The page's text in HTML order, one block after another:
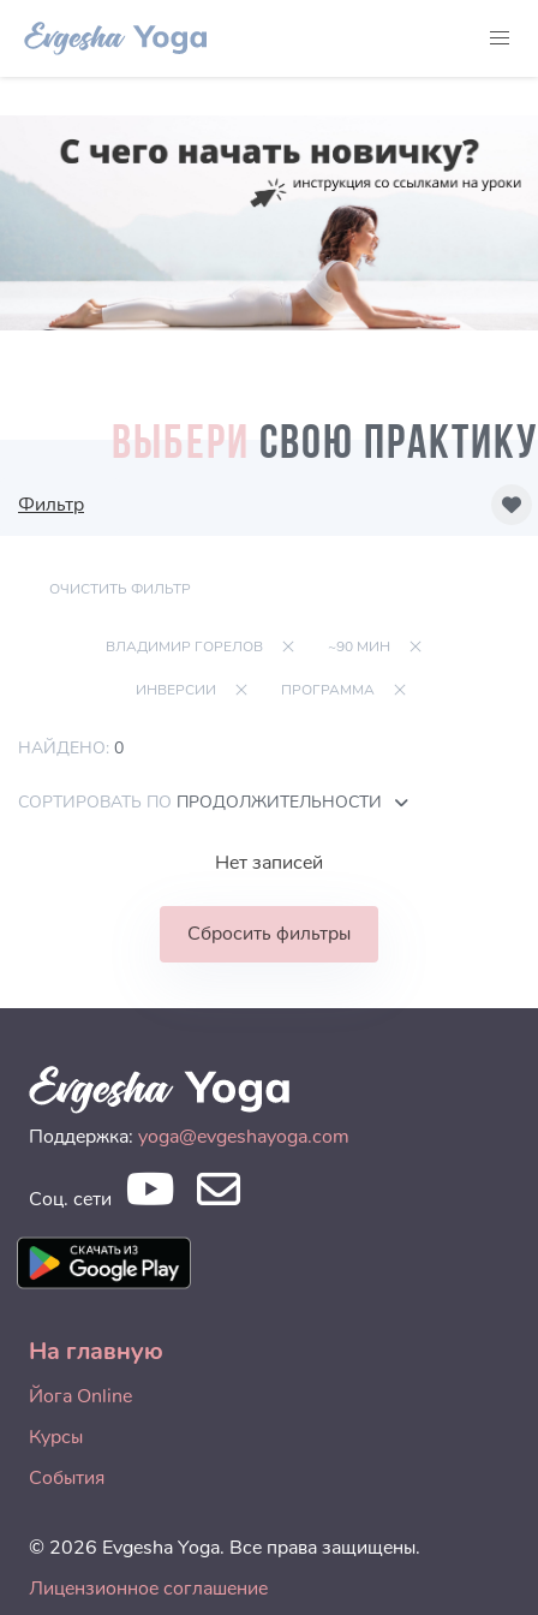
ВЫБЕРИ СВОЮ ПРАКТИКУ
Фильтр
ОЧИСТИТЬ ФИЛЬТР
ВЛАДИМИР ГОРЕЛОВ ~90 МИН
ИНВЕРСИИ ПРОГРАММА
НАЙДЕНО: 0
СОРТИРОВАТЬ ПО ПРОДОЛЖИТЕЛЬНОСТИ
Нет записей
Сбросить фильтры
Поддержка: yoga@evgeshayoga.com
Соц. сети
На главную
Йога Online
Курсы
События
© 2026 Evgesha Yoga. Все права защищены.
Лицензионное соглашение